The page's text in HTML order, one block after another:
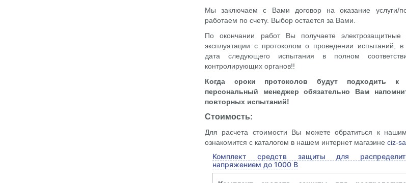
Мы заключаем с Вами договор на оказание услуги/
работаем по счету. Выбор остается за Вами.
По окончании работ Вы получаете электрозащитные
эксплуатации с протоколом о проведении испытаний, в
дата следующего испытания в полном
контролирующих органов!!
Когда сроки протоколов будут подходить к
персональный менеджер обязательно Вам
повторных испытаний!
Стоимость:
Для расчета стоимости Вы можете обратиться к
ознакомится с каталогом в нашем интернет магазине ciz-
Комплект средств защиты для
напряжением до 1000 В